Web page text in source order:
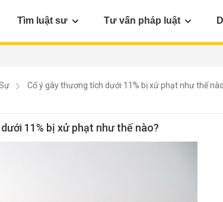
Tìm luật sư Tư vấn pháp luật
Cố ý gây thương tích dưới 11% bị xử phạt như thế
11% bị xử phạt như thế nào?